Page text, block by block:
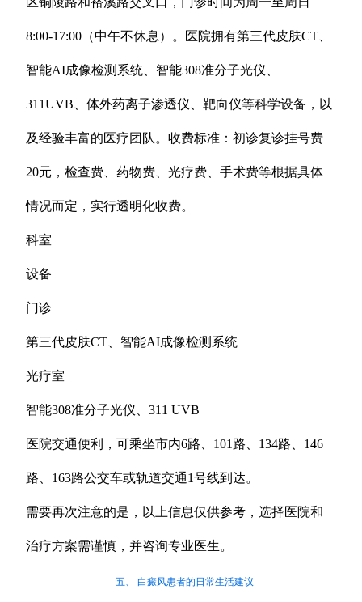
8:00-17:00（中午不休息）。医院拥有第三代皮肤CT、
智能AI成像检测系统、智能308准分子光仪、
311UVB、体外药离子渗透仪、靶向仪等科学设备，以
及经验丰富的医疗团队。收费标准：初诊复诊挂号费
20元，检查费、药物费、光疗费、手术费等根据具体
情况而定，实行透明化收费。
科室
设备
门诊
第三代皮肤CT、智能AI成像检测系统
光疗室
智能308准分子光仪、311 UVB
医院交通便利，可乘坐市内6路、101路、134路、146
路、163路公交车或轨道交通1号线到达。
需要再次注意的是，以上信息仅供参考，选择医院和
治疗方案需谨慎，并咨询专业医生。
五、 白癜风患者的日常生活建议